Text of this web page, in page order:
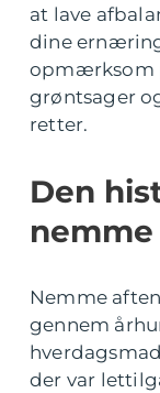
at lave
dine
opmærksom
grøntsager
retter.
Den
Nemme
gennem
der var